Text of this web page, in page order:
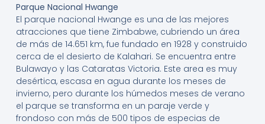
Parque Nacional Hwange
El parque nacional Hwange es una de las mejores
atracciones que tiene Zimbabwe, cubriendo un área
de más de 14.651 km, fue fundado en 1928 y construido
cerca de el desierto de Kalahari. Se encuentra entre
Bulawayo y las Cataratas Victoria. Este area es muy
desértica, escasa en agua durante los meses de
invierno, pero durante los húmedos meses de verano
el parque se transforma en un paraje verde y
frondoso con más de 500 tipos de especias de